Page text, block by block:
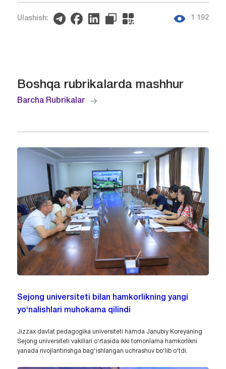
Ulashish: 1 192
Boshqa rubrikalarda mashhur
Barcha Rubrikalar
Sejong universiteti bilan hamkorlikning yangi
yo‘nalishlari muhokama qilindi
Jizzax davlat pedagogika universiteti hamda Janubiy Koreyaning
Sejong universiteti vakillari o‘rtasida ikki tomonlama hamkorlikni
yanada rivojlantirishga bag‘ishlangan uchrashuv bo‘lib o‘tdi.